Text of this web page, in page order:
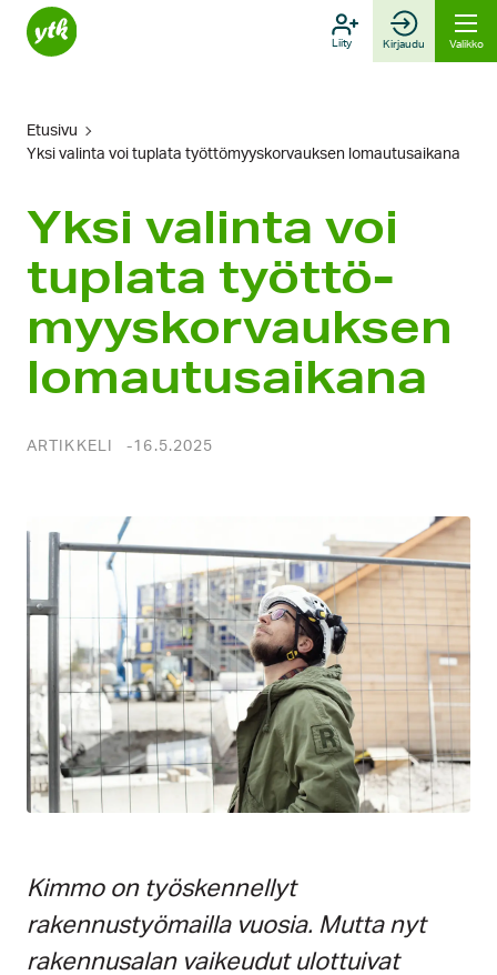
Hyppää
sisältöön
Liity Kirjaudu Valikko
Etusivu
Yksi valinta voi tup­lata työttö­myys­korvauksen lomautus­aikana
Yksi valinta voi
tup­lata työttö­
myys­korvauksen
lomautus­aikana
ARTIKKELI 16.5.2025
Kimmo on työskennellyt
rakennustyömailla vuosia. Mutta nyt
rakennusalan vaikeudut ulottuivat